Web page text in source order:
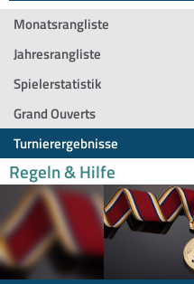
Monatsrangliste
Jahresrangliste
Spielerstatistik
Grand Ouverts
Turnierergebnisse
Regeln & Hilfe